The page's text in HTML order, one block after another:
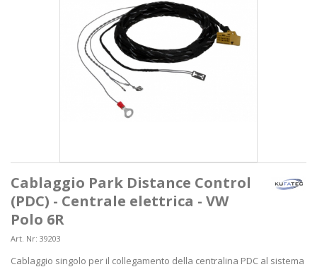
Cablaggio Park Distance Control
(PDC) - Centrale elettrica - VW
Polo 6R
Art. Nr: 39203
Cablaggio singolo per il collegamento della centralina PDC al sistema